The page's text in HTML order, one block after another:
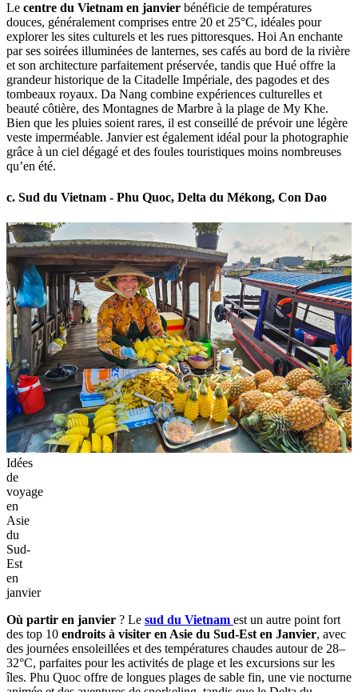
Le centre du Vietnam en janvier bénéficie de températures
douces, généralement comprises entre 20 et 25°C, idéales pour
explorer les sites culturels et les rues pittoresques. Hoi An enchante
par ses soirées illuminées de lanternes, ses cafés au bord de la rivière
et son architecture parfaitement préservée, tandis que Hué offre la
grandeur historique de la Citadelle Impériale, des pagodes et des
tombeaux royaux. Da Nang combine expériences culturelles et
beauté côtière, des Montagnes de Marbre à la plage de My Khe.
Bien que les pluies soient rares, il est conseillé de prévoir une légère
veste imperméable. Janvier est également idéal pour la photographie
grâce à un ciel dégagé et des foules touristiques moins nombreuses
qu’en été.
c. Sud du Vietnam - Phu Quoc, Delta du Mékong, Con Dao
Idées
de
voyage
en
Asie
du
Sud-
Est
en
janvier
Où partir en janvier ? Le sud du Vietnam est un autre point fort
des top 10 endroits à visiter en Asie du Sud-Est en Janvier, avec
des journées ensoleillées et des températures chaudes autour de 28–
32°C, parfaites pour les activités de plage et les excursions sur les
îles. Phu Quoc offre de longues plages de sable fin, une vie nocturne